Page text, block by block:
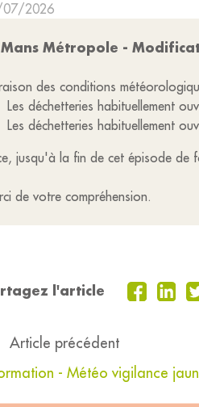
2026
Mans Métropole -
des conditions
Les déchetteries habituellement
Les déchetteries habituellement
jusqu'à la fin de cet épisode de
de votre compréhension.
l'article
Article précédent
- Météo vigilance